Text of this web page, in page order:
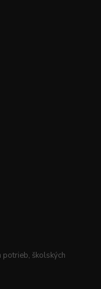
potrieb, školských